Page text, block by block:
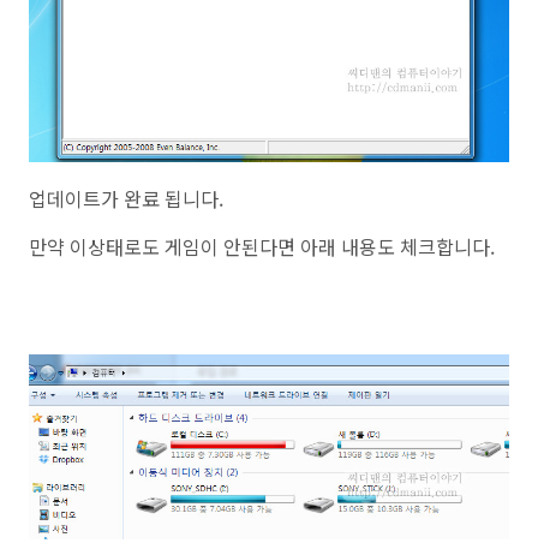
업데이트가 완료 됩니다.
만약 이상태로도 게임이 안된다면 아래 내용도 체크합니다.